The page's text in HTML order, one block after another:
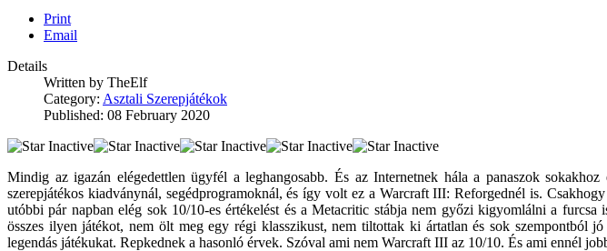
Print
Email
Details
Written by TheElf
Category: Asztali Szerepjátékok
Published: 08 February 2020
Mindig az igazán elégedettlen ügyfél a leghangosabb. És az Internetnek hála a panaszok
szerepjátékos kiadványnál, segédprogramoknál, és így volt ez a Warcraft III: Reforgednél is.
utóbbi pár napban elég sok 10/10-es értékelést és a Metacritic stábja nem győzi kigyomlálni a
összes ilyen játékot, nem ölt meg egy régi klasszikust, nem tiltottak ki ártatlan és sok szempontból
legendás játékukat. Repkednek a hasonló érvek. Szóval ami nem Warcraft III az 10/10. És ami ennél